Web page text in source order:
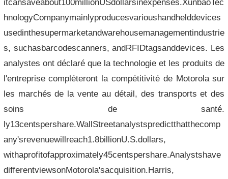
itcansaveabout100millionUSdollarsinexpenses.XunbaoTec
hnologyCompanymainlyproducesvarioushandhelddevices
usedinthesupermarketandwarehousemanagementindustrie
s, suchasbarcodescanners, andRFIDtagsanddevices. Les
analystes ont déclaré que la technologie et les produits de
l'entreprise compléteront la compétitivité de Motorola sur
les marchés de la vente au détail, des transports et des
soins de santé.
ly13centspershare.WallStreetanalystspredictthatthecomp
any'srevenuewillreach1.8billionU.S.dollars,
withaprofitofapproximately45centspershare.Analystshave
differentviewsonMotorola'sacquisition.Harris,